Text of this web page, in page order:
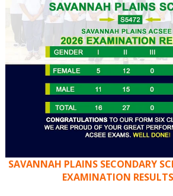
SAVANNAH PLAINS SECONDARY
EXAMINATION